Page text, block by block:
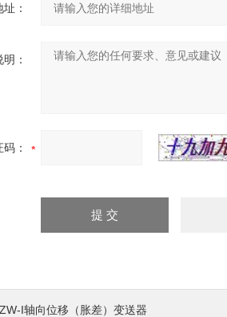
：
：
：
I轴向位移（胀差）变送器